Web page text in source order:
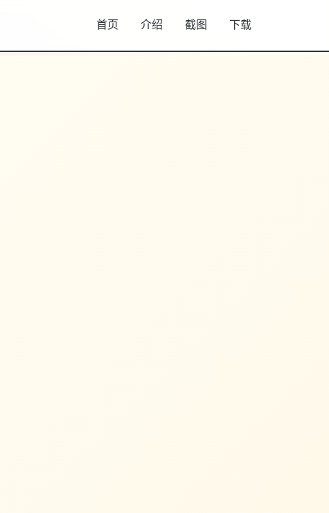
首页 介绍 截图 下载